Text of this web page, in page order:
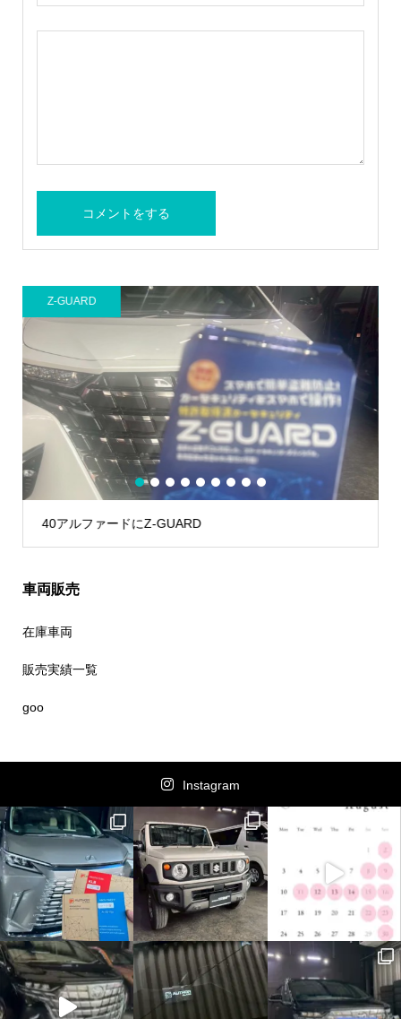
ードにZ-GUARD
AUTHOR ALARM
1 2 3 4 5 6 7 8 9
車両販売
在庫車両
販売実績一覧
goo
Instagram